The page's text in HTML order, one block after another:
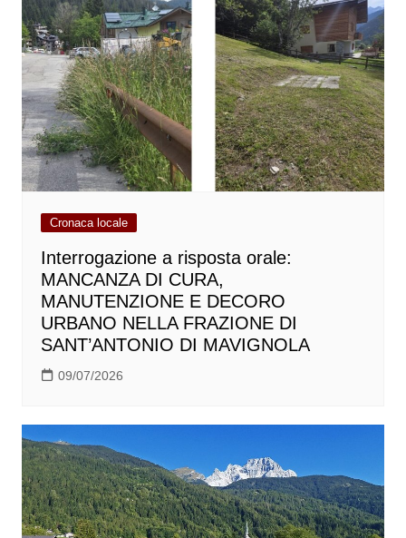
Cronaca locale
Interrogazione a risposta orale:
MANCANZA DI CURA,
MANUTENZIONE E DECORO
URBANO NELLA FRAZIONE DI
SANT’ANTONIO DI MAVIGNOLA
09/07/2026